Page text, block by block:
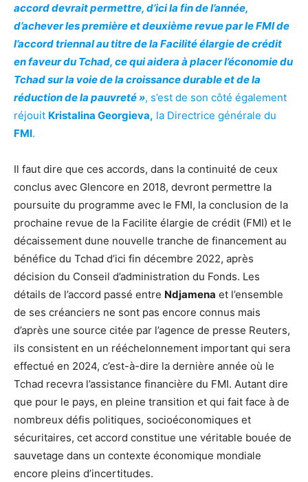
accord devrait permettre, d’ici la fin de l’année,
d’achever les première et deuxième revue par le FMI de
l’accord triennal au titre de la Facilité élargie de crédit
en faveur du Tchad, ce qui aidera à placer l’économie du
Tchad sur la voie de la croissance durable et de la
réduction de la pauvreté », s’est de son côté également
réjouit Kristalina Georgieva, la Directrice générale du
FMI.
Il faut dire que ces accords, dans la continuité de ceux
conclus avec Glencore en 2018, devront permettre la
poursuite du programme avec le FMI, la conclusion de la
prochaine revue de la Facilite élargie de crédit (FMI) et le
décaissement dune nouvelle tranche de financement au
bénéfice du Tchad d’ici fin décembre 2022, après
décision du Conseil d’administration du Fonds. Les
détails de l’accord passé entre Ndjamena et l’ensemble
de ses créanciers ne sont pas encore connus mais
d’après une source citée par l’agence de presse Reuters,
ils consistent en un rééchelonnement important qui sera
effectué en 2024, c’est-à-dire la dernière année où le
Tchad recevra l’assistance financière du FMI. Autant dire
que pour le pays, en pleine transition et qui fait face à de
nombreux défis politiques, socioéconomiques et
sécuritaires, cet accord constitue une véritable bouée de
sauvetage dans un contexte économique mondiale
encore pleins d’incertitudes.